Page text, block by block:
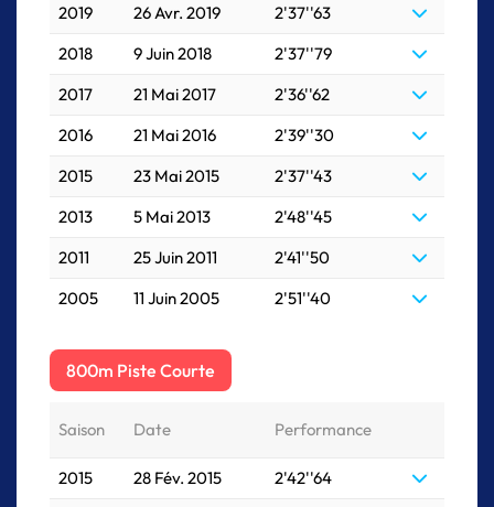
2019
26 Avr. 2019
2'37''63
2018
9 Juin 2018
2'37''79
2017
21 Mai 2017
2'36''62
2016
21 Mai 2016
2'39''30
2015
23 Mai 2015
2'37''43
2013
5 Mai 2013
2'48''45
2011
25 Juin 2011
2'41''50
2005
11 Juin 2005 2'51''40
800m Piste Courte
Saison Date Performance
2015 28 Fév. 2015
2'42''64